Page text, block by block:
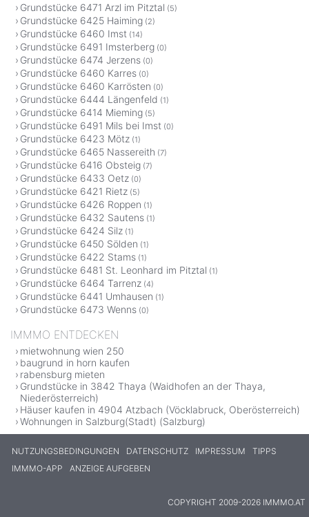
Grundstücke 6471 Arzl im Pitztal (5)
Grundstücke 6425 Haiming (2)
Grundstücke 6460 Imst (14)
Grundstücke 6491 Imsterberg (0)
Grundstücke 6474 Jerzens (0)
Grundstücke 6460 Karres (0)
Grundstücke 6460 Karrösten (0)
Grundstücke 6444 Längenfeld (1)
Grundstücke 6414 Mieming (5)
Grundstücke 6491 Mils bei Imst (0)
Grundstücke 6423 Mötz (1)
Grundstücke 6465 Nassereith (7)
Grundstücke 6416 Obsteig (7)
Grundstücke 6433 Oetz (0)
Grundstücke 6421 Rietz (5)
Grundstücke 6426 Roppen (1)
Grundstücke 6432 Sautens (1)
Grundstücke 6424 Silz (1)
Grundstücke 6450 Sölden (1)
Grundstücke 6422 Stams (1)
Grundstücke 6481 St. Leonhard im Pitztal (1)
Grundstücke 6464 Tarrenz (4)
Grundstücke 6441 Umhausen (1)
Grundstücke 6473 Wenns (0)
IMMMO ENTDECKEN
mietwohnung wien 250
baugrund in horn kaufen
rabensburg mieten
Grundstücke in 3842 Thaya (Waidhofen an der Thaya,
Niederösterreich)
Häuser kaufen in 4904 Atzbach (Vöcklabruck, Oberösterreich)
Wohnungen in Salzburg(Stadt) (Salzburg)
NUTZUNGSBEDINGUNGEN DATENSCHUTZ IMPRESSUM
TIPPS
IMMMO-APP
ANZEIGE AUFGEBEN
COPYRIGHT 2009-2026 IMMMO.AT